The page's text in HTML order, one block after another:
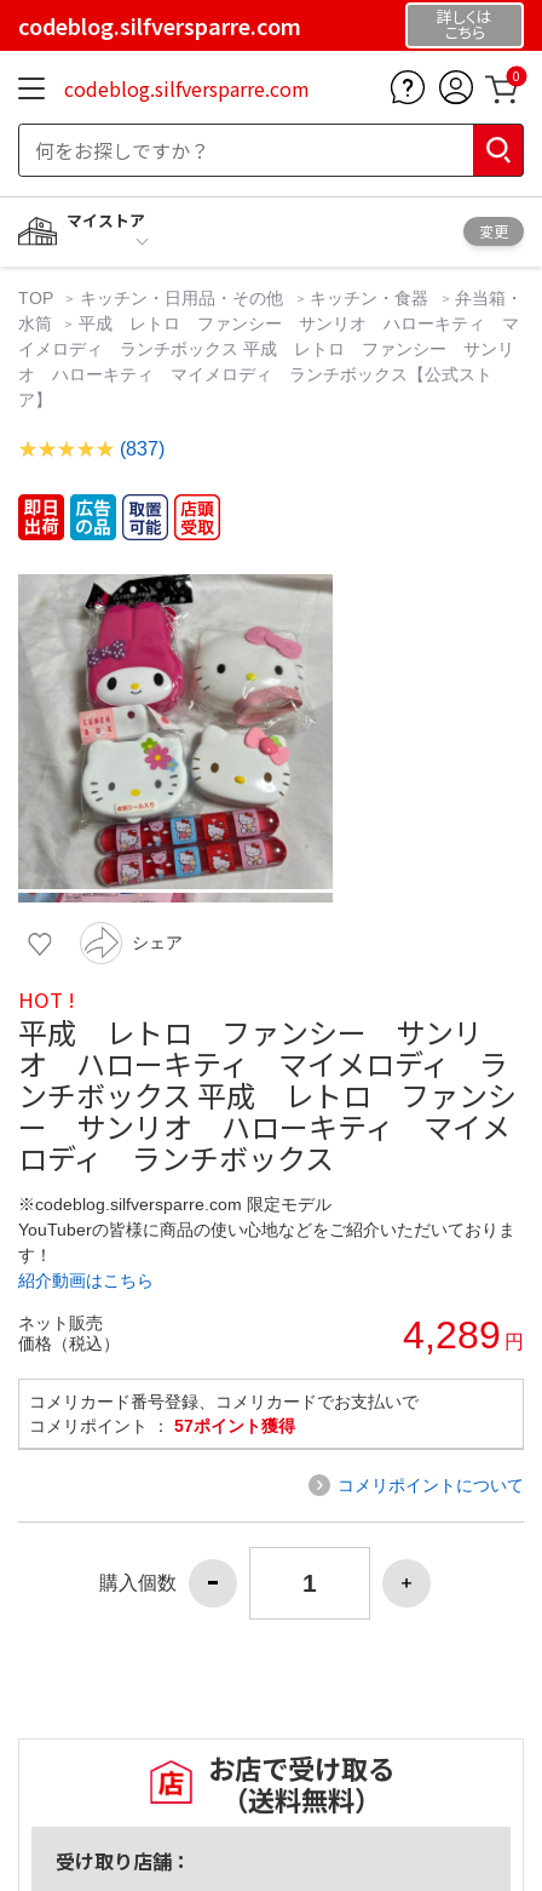
codeblog.silfversparre.com 詳しくは
こちら
codeblog.silfversparre.com 0
マイストア
変更
TOP キッチン・日用品・その他 キッチン・食器
弁当箱・
水筒
平成 レトロ ファンシー サンリオ ハローキティ マ
イメロディ ランチボックス 平成 レトロ ファンシー サンリ
オ ハローキティ マイメロディ ランチボックス【公式スト
ア】
(837)
シェア
HOT !
平成 レトロ ファンシー サンリ
オ ハローキティ マイメロディ ラ
ンチボックス 平成 レトロ ファンシ
ー サンリオ ハローキティ マイメ
ロディ ランチボックス
※codeblog.silfversparre.com 限定モデル
YouTuberの皆様に商品の使い心地などをご紹介いただいておりま
す！
紹介動画はこちら
ネット販売
価格（税込）
4,289 円
コメリカード番号登録、コメリカードでお支払いで
コメリポイント ： 57ポイント獲得
コメリポイントについて
購入個数
お店で受け取る
（送料無料）
受け取り店舗：